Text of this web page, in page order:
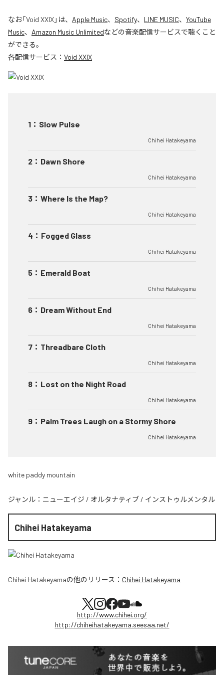
なお「Void XXIX」は、 Apple Music、 Spotify、 LINE MUSIC、 YouTube
Music、 Amazon Music Unlimitedなどの音楽配信サービスで聴くこと
ができる。
各配信サービス： Void XXIX
1 ： Slow Pulse
Chihei Hatakeyama
2 ： Dawn Shore
Chihei Hatakeyama
3 ： Where Is the Map?
Chihei Hatakeyama
4 ： Fogged Glass
Chihei Hatakeyama
5 ： Emerald Boat
Chihei Hatakeyama
6 ： Dream Without End
Chihei Hatakeyama
7 ： Threadbare Cloth
Chihei Hatakeyama
8 ： Lost on the Night Road
Chihei Hatakeyama
9 ： Palm Trees Laugh on a Stormy Shore
Chihei Hatakeyama
white paddy mountain
ジャンル： ニューエイジ / オルタナティブ / インストゥルメンタル
Chihei Hatakeyama
Chihei Hatakeyamaの他のリリース： Chihei Hatakeyama
http://www.chihei.org/
http://chiheihatakeyama.seesaa.net/